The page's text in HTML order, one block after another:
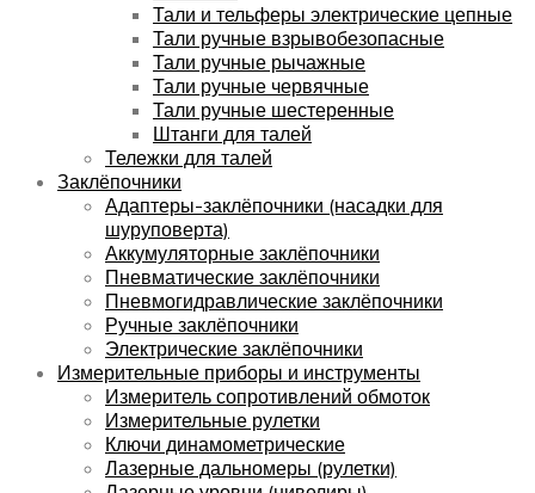
Тали и тельферы электрические цепные
Тали ручные взрывобезопасные
Тали ручные рычажные
Тали ручные червячные
Тали ручные шестеренные
Штанги для талей
Тележки для талей
Заклёпочники
Адаптеры-заклёпочники (насадки для
шуруповерта)
Аккумуляторные заклёпочники
Пневматические заклёпочники
Пневмогидравлические заклёпочники
Ручные заклёпочники
Электрические заклёпочники
Измерительные приборы и инструменты
Измеритель сопротивлений обмоток
Измерительные рулетки
Ключи динамометрические
Лазерные дальномеры (рулетки)